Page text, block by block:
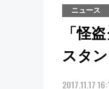
ニュース
「怪
スタ
2017.11.17